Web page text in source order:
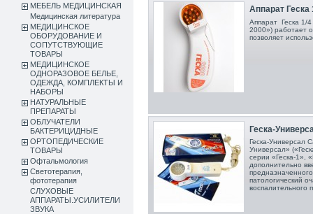
МЕБЕЛЬ МЕДИЦИНСКАЯ
Медицинская литература
МЕДИЦИНСКОЕ
ОБОРУДОВАНИЕ И
СОПУТСТВУЮЩИЕ
ТОВАРЫ
МЕДИЦИНСКОЕ
ОДНОРАЗОВОЕ БЕЛЬЕ,
ОДЕЖДА, КОМПЛЕКТЫ И
НАБОРЫ
НАТУРАЛЬНЫЕ
ПРЕПАРАТЫ
ОБЛУЧАТЕЛИ
БАКТЕРИЦИДНЫЕ
ОРТОПЕДИЧЕСКИЕ
ТОВАРЫ
Офтальмология
Светотерапия,
фототерапия
СЛУХОВЫЕ
АППАРАТЫ.УСИЛИТЕЛИ
ЗВУКА
Аппарат Геска
Аппарат Геска 1/
2000») работает
позволяет
Геска-
Геска-Универсал
Универсал»
серии «Геска-1»,
дополнительно
патологический
воспалительного